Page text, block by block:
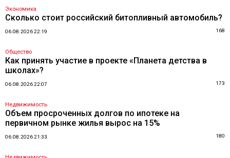
Экономика
Сколько стоит российский битопливный автомобиль?
06.08.2026 22:19 168
Общество
Как принять участие в проекте «Планета детства в
школах»?
06.08.2026 22:07 173
Недвижимость
Объем просроченных долгов по ипотеке на
первичном рынке жилья вырос на 15%
06.08.2026 21:33 180